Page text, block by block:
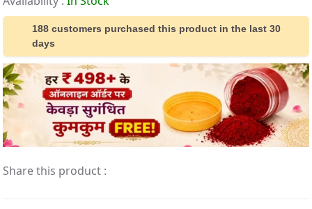
188 customers purchased this product in the last 30
days
Share this product :